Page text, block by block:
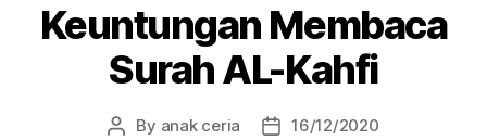
Keuntungan Membaca
Surah AL-Kahfi
Post
By anak ceria
Post16/12/2020